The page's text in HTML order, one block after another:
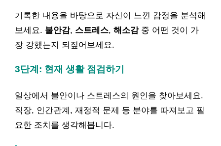
기록한 내용을 바탕으로 자신이 느낀 감정을 분석해
보세요. 불안감, 스트레스, 해소감중 어떤 것이 가
장 강했는지 되짚어보세요.
3단계: 현재 생활 점검하기
일상에서 불안이나 스트레스의 원인을 찾아보세요.
직장, 인간관계, 재정적 문제 등 분야를 따져보고 필
요한 조치를 생각해봅니다.